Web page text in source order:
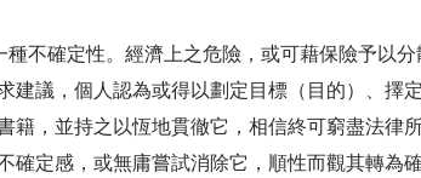
種不確定性。經濟上之危險，或可藉保險予以
建議，個人認為或得以劃定目標（目的）、擇
籍，並持之以恆地貫徹它，相信終可窮盡法律
定感，或無庸嘗試消除它，順性而觀其轉為